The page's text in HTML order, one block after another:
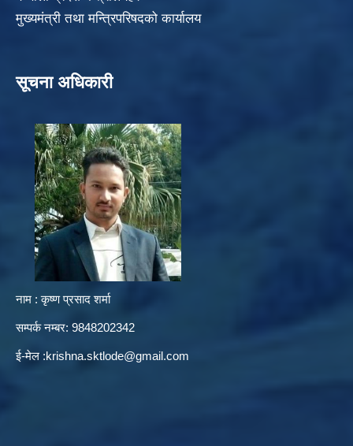
मुख्यमंत्री तथा मन्त्रिपरिषदको कार्यालय
सूचना अधिकारी
नाम : कृष्ण प्रसाद शर्मा
सम्पर्क नम्बर: 9848202342
ई-मेल :krishna.sktlode@gmail.com